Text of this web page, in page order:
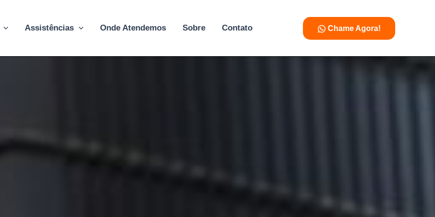
Assistências Onde Atendemos Sobre Contato Chame Agora!